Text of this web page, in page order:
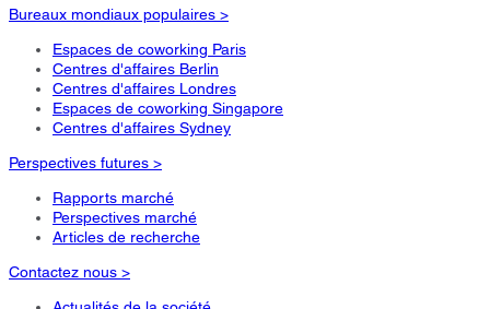
Bureaux mondiaux populaires >
Espaces de coworking Paris
Centres d'affaires Berlin
Centres d'affaires Londres
Espaces de coworking Singapore
Centres d'affaires Sydney
Perspectives futures >
Rapports marché
Perspectives marché
Articles de recherche
Contactez nous >